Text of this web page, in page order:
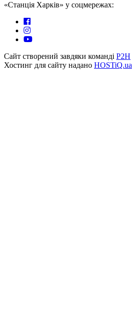
«Станція Харків» у соцмережах:
Сайт створений завдяки команді P2H
Хостинг для сайту надано HOSTiQ.ua